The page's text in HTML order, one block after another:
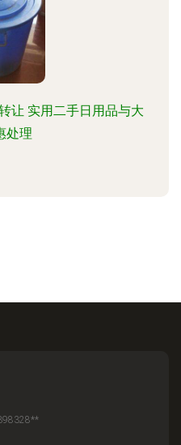
让 实用二手日用品与大
处理